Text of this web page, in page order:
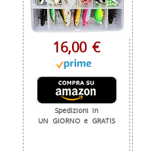
16,00 €
Spedizioni in
UN GIORNO e GRATIS